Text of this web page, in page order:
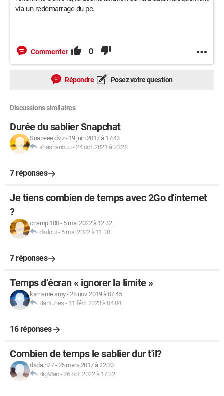
via un redémarrage du pc.
Commenter 0
Répondre Posez votre question
Discussions similaires
Durée du sablier Snapchat
Snapeeejdvjz- 19 juin 2017 à 17:43
shashanouu-24 oct. 2021 à 20:28
7 réponses
Je tiens combien de temps avec 2Go d'internet
?
champi100- 5 mai 2022 à 12:32
dadout- 6 mai 2022 à 11:38
7 réponses
Temps d’écran « ignorer la limite »
karnameismy-28 nov. 2019 à 07:45
Bantunes - 11 févr. 2023 à 04:04
16 réponses
Combien de temps le sablier dur t'il?
dada.h27-26 mars 2017 à 22:30
BigMac -26 oct. 2022 à 17:32